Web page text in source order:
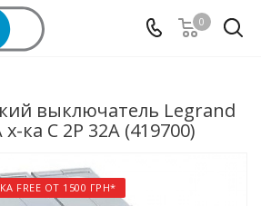
0
выключатель Legrand
х-ка C 2P 32А (419700)
FREE ОТ 1500 ГРН*